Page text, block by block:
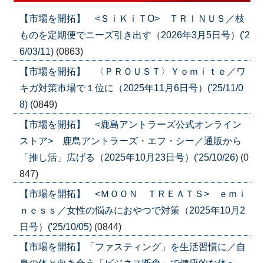
【市場を開拓】 <ＳｉＫｉＴO> ＴＲＩＮＵＳ／枝
ものを定期便でニーズ引き出す（2026年3月5日号）('2
6/03/11) (0863)
【市場を開拓】 〈ＰＲＯＵＳＴ〉Ｙｏｍｉｔｅ／ワ
キガ対策市場で１位に（2025年11月6日号）('25/11/0
8) (0849)
【市場を開拓】 <鹿島アントラーズ公式オンライン
ストア> 鹿島アントラーズ・エフ・シー／通販から
「推し活」広げる（2025年10月23日号）('25/10/26) (0
847)
【市場を開拓】 <ＭＯＯＮ ＴＲＥＡＴＳ> ｅｍｉ
ｎｅｓｓ／女性の悩みにおやつで対策（2025年10月2
日号）('25/10/05) (0844)
【市場を開拓】「ファスティング」を生活習慣に／自